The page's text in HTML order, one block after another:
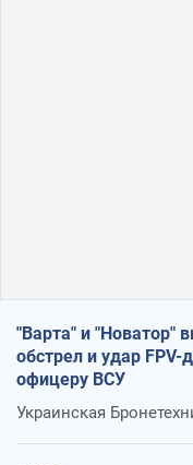
"Варта" и "Новатор"
обстрел и удар
офицеру ВСУ
Украинская